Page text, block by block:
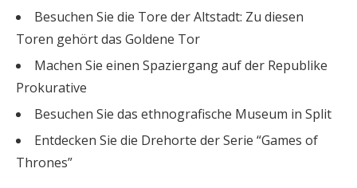
Besuchen Sie die Tore der Altstadt: Zu diesen
Toren gehört das Goldene Tor
Machen Sie einen Spaziergang auf der Republike
Prokurative
Besuchen Sie das ethnografische Museum in Split
Entdecken Sie die Drehorte der Serie “Games of
Thrones”